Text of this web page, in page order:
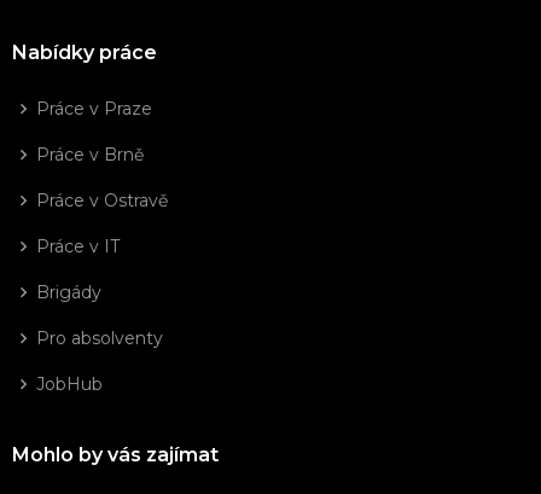
Nabídky práce
Práce v Praze
Práce v Brně
Práce v Ostravě
Práce v IT
Brigády
Pro absolventy
JobHub
Mohlo by vás zajímat